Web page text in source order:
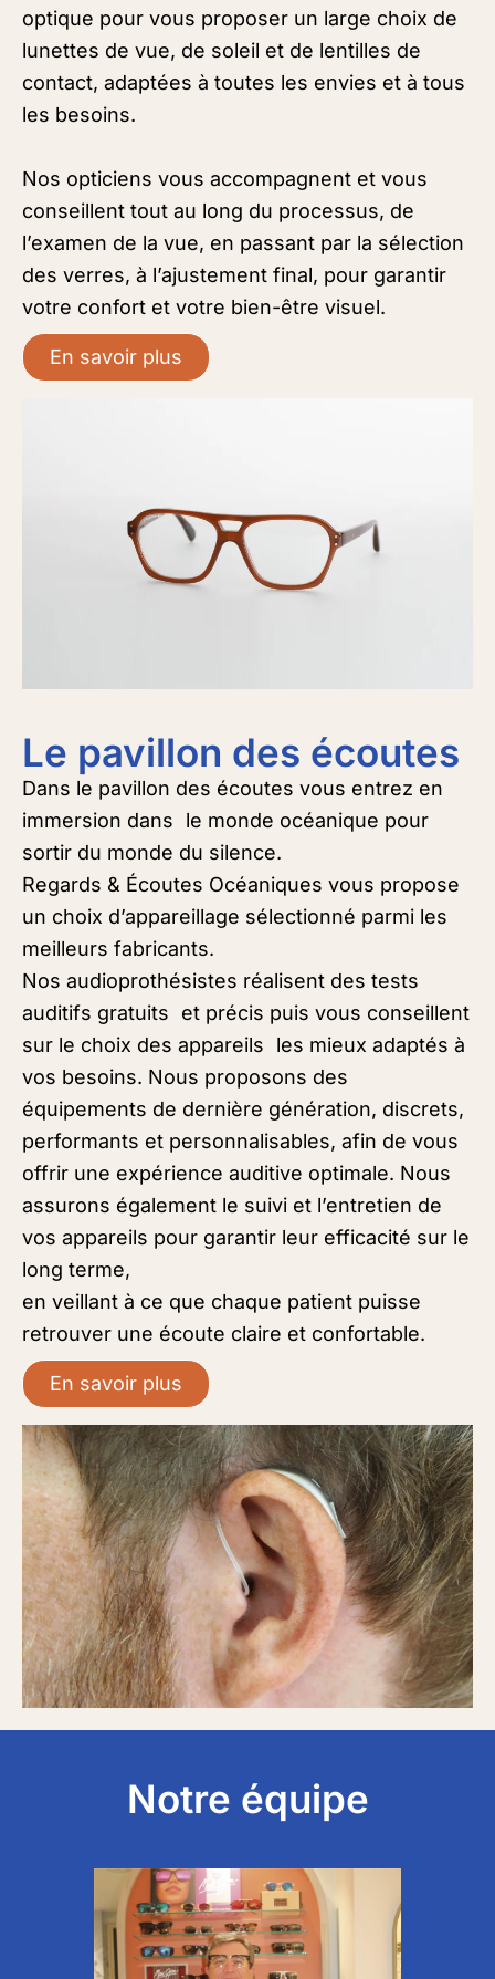
optique pour vous proposer un large choix de
lunettes de vue, de soleil et de lentilles de
contact, adaptées à toutes les envies et à tous
les besoins.
Nos opticiens vous accompagnent et vous
conseillent tout au long du processus, de
l’examen de la vue, en passant par la sélection
des verres, à l’ajustement final, pour garantir
votre confort et votre bien-être visuel.
En savoir plus
Le pavillon des écoutes
Dans le pavillon des écoutes vous entrez en
immersion dans le monde océanique pour
sortir du monde du silence.
Regards & Écoutes Océaniques vous propose
un choix d’appareillage sélectionné parmi les
meilleurs fabricants.
Nos audioprothésistes réalisent des tests
auditifs gratuits et précis puis vous conseillent
sur le choix des appareils les mieux adaptés à
vos besoins. Nous proposons des
équipements de dernière génération, discrets,
performants et personnalisables, afin de vous
offrir une expérience auditive optimale. Nous
assurons également le suivi et l’entretien de
vos appareils pour garantir leur efficacité sur le
long terme,
en veillant à ce que chaque patient puisse
retrouver une écoute claire et confortable.
En savoir plus
Notre équipe